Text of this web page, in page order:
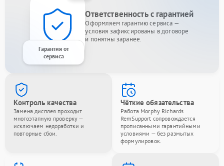
Гарантия от
сервиса
Ответственность с гарантией
Оформляем гарантию сервиса —
условия зафиксированы в договоре
и понятны заранее.
Контроль качества
Замена дисплея проходит
многоэтапную проверку —
исключаем недоработки и
повторные сбои.
Чёткие обязательства
Работа Morphy Richards
RemSupport сопровождается
прописанными гарантийными
условиями — без размытых
формулировок.